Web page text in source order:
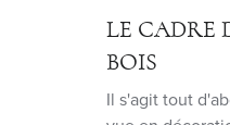
LE CADRE
BOIS
Il s'agit tout